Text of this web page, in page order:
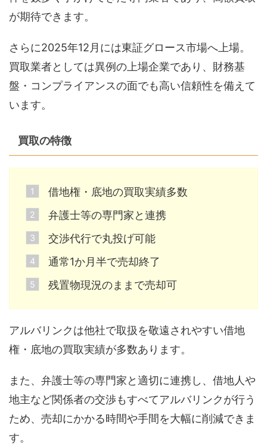
が期待できます。
さらに2025年12月には東証グロース市場へ上場。
買取業者としては異例の上場企業であり、財務基
盤・コンプライアンスの面でも高い信頼性を備えて
います。
買取の特徴
借地権・底地の買取実績多数
弁護士等の専門家と連携
交渉代行で丸投げ可能
通常1か月半で売却終了
残置物現況のままで売却可
アルバリンクは他社で取扱を敬遠されやすい借地
権・底地の買取実績が多数あります。
また、弁護士等の専門家と適切に連携し、借地人や
地主など関係者の交渉もすべてアルバリンクが行う
ため、売却にかかる時間や手間を大幅に削減できま
す。